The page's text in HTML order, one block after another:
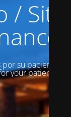
Site
su paciencia! /
your patience!